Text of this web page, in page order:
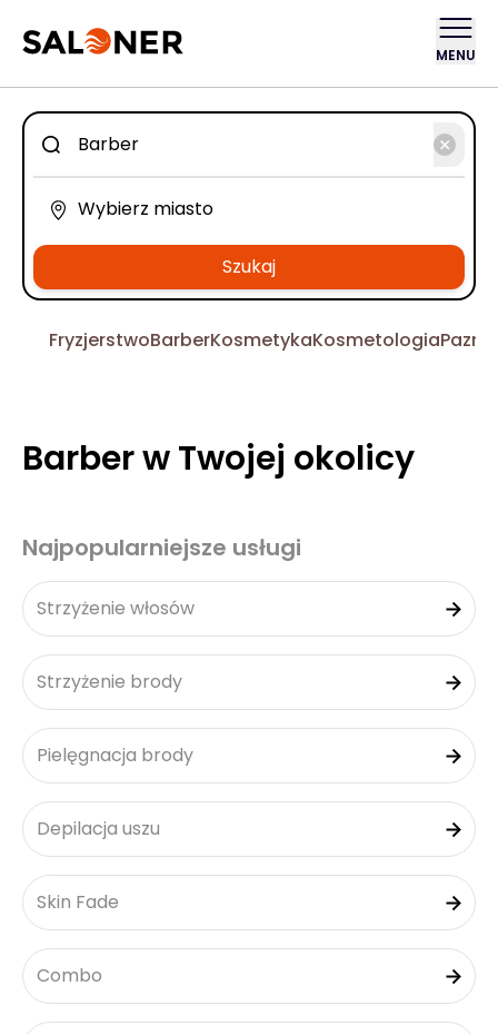
MENU
Szukaj
FryzjerstwoBarberKosmetykaKosmetologia
Barber w Twojej okolicy
Najpopularniejsze usługi
Strzyżenie włosów
Strzyżenie brody
Pielęgnacja brody
Depilacja uszu
Skin Fade
Combo